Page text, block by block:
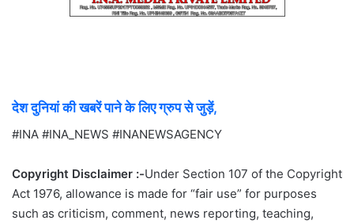
देश दुनियां की खबरें पाने के लिए ग्रुप से जुड़ें,
#INA #INA_NEWS #INANEWSAGENCY
Copyright Disclaimer :-Under Section 107 of the Copyright
Act 1976, allowance is made for “fair use” for purposes
such as criticism, comment, news reporting, teaching,